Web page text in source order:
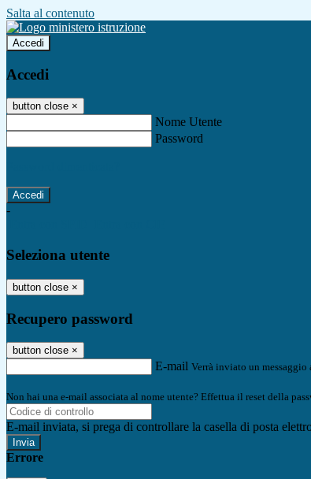
Salta al contenuto
Accedi
Accedi
button close ×
Nome Utente
Password
-
Seleziona utente
button close ×
Recupero password
button close ×
E-mail Verrà inviato un
Non hai una e-mail associata al nome utente? Effettua il reset della
E-mail inviata, si prega di controllare la casella di posta
Errore